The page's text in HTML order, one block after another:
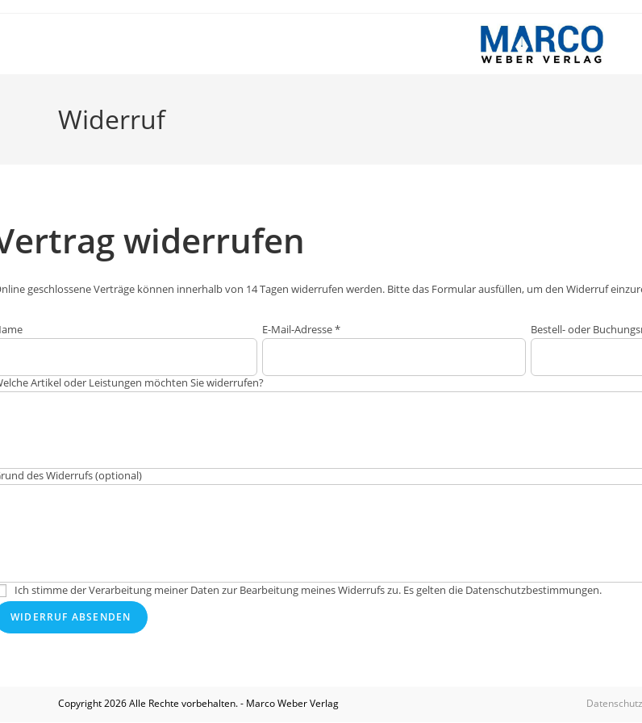
Widerruf
widerrufen
geschlossene Verträge können innerhalb von 14 Tagen widerrufen werden. Bitte das Formular ausfüllen, um den Widerruf
E-Mail-Adresse* Bestell- oder
Artikel oder Leistungen möchten Sie widerrufen?
des Widerrufs (optional)
Ich stimme der Verarbeitung meiner Daten zur Bearbeitung meines Widerrufs zu. Es gelten die Datenschutzbestimmungen.
WIDERRUF ABSENDEN
Datenschutz
Copyright 2026 Alle Rechte vorbehalten. - Marco Weber Verlag